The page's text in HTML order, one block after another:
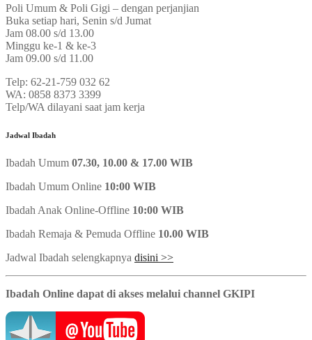
Poli Umum & Poli Gigi – dengan perjanjian
Buka setiap hari, Senin s/d Jumat
Jam 08.00 s/d 13.00
Minggu ke-1 & ke-3
Jam 09.00 s/d 11.00
Telp: 62-21-759 032 62
WA: 0858 8373 3399
Telp/WA dilayani saat jam kerja
Jadwal Ibadah
Ibadah Umum 07.30, 10.00 & 17.00 WIB
Ibadah Umum Online 10:00 WIB
Ibadah Anak Online-Offline 10:00 WIB
Ibadah Remaja & Pemuda Offline 10.00 WIB
Jadwal Ibadah selengkapnya disini >>
Ibadah Online dapat di akses melalui channel GKIPI